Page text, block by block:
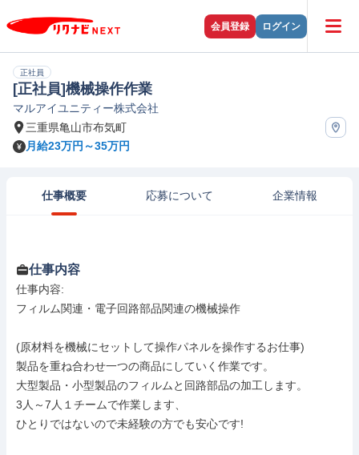
会員登録 ログイン
正社員
[正社員]機械操作作業
マルアイユニティー株式会社
三重県亀山市布気町
月給23万円～35万円
仕事概要 応募について 企業情報
仕事内容
仕事内容:
フィルム関連・電子回路部品関連の機械操作
(原材料を機械にセットして操作パネルを操作するお仕事)
製品を重ね合わせ一つの商品にしていく作業です。
大型製品・小型製品のフィルムと回路部品の加工します。
3人～7人１チームで作業します、
ひとりではないので未経験の方でも安心です!